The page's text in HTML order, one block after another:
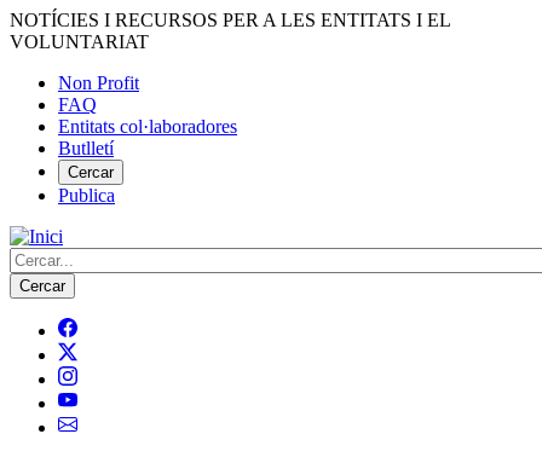
Vés
al
NOTÍCIES I RECURSOS PER A LES ENTITATS I EL
VOLUNTARIAT
Menú
del
compte
d'usuari
Non Profit
FAQ
Entitats col·laboradores
Butlletí
Cercar
Publica
Cerca